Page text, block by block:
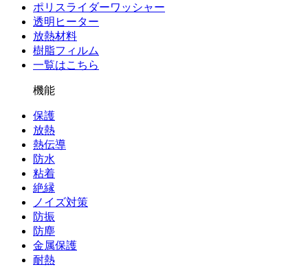
ポリスライダーワッシャー
透明ヒーター
放熱材料
樹脂フィルム
一覧はこちら
機能
保護
放熱
熱伝導
防水
粘着
絶縁
ノイズ対策
防振
防塵
金属保護
耐熱